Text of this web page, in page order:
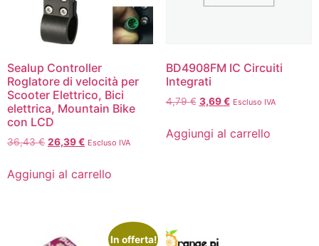
Sealup Controller
Roglatore di velocità per
Scooter Elettrico, Bici
elettrica, Mountain Bike
con LCD
36,43€ 26,39€ Escluso IVA
Aggiungi al carrello
BD4908FM IC Circuiti
Integrati
4,79€ 3,69€ Escluso IVA
Aggiungi al carrello
In offerta!